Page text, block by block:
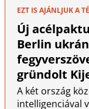
EZT IS AJÁNLJUK A
Új
Berlin
gründolt
A két ország
intelligenciával